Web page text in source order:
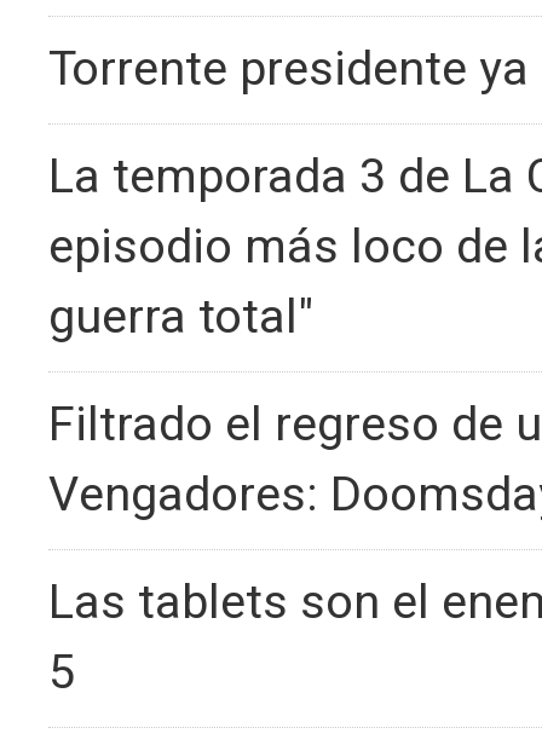
Torrente presidente
La temporada 3 de La
episodio más loco de
guerra total"
Filtrado el regreso de
Vengadores:
Las tablets son el
5